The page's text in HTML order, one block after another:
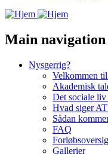
Main navigation
Nysgerrig?
Velkommen
Akademisk
Det sociale
Hvad siger
Sådan
FAQ
Gallerier